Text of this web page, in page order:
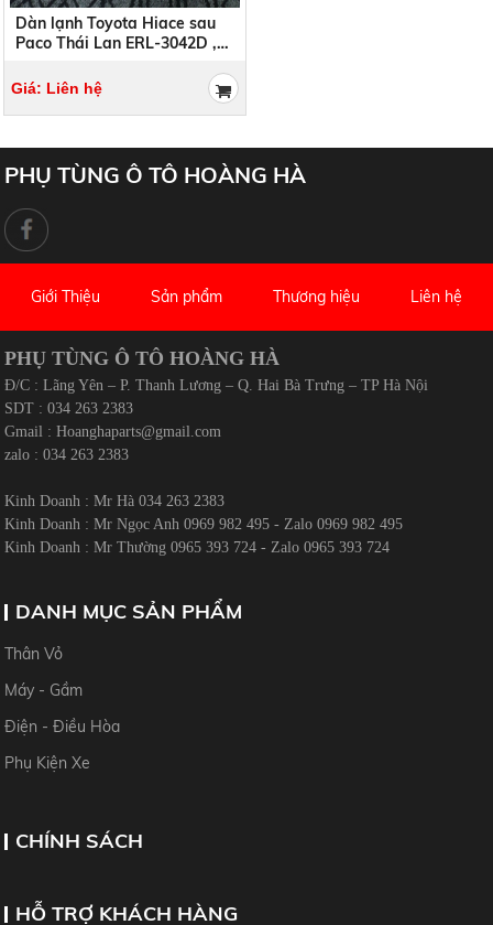
Dàn lạnh Toyota Hiace sau
Paco Thái Lan ERL-3042D ,
Giá: Liên hệ
PHỤ TÙNG Ô TÔ HOÀNG HÀ
Giới Thiệu Sản phẩm Thương hiệu Liên hệ
PHỤ TÙNG Ô TÔ HOÀNG HÀ
Đ/C : Lãng Yên – P. Thanh Lương – Q. Hai Bà Trưng – TP Hà Nội
SDT : 034 263 2383
Gmail :Hoanghaparts@gmail.com
zalo : 034 263 2383
Kinh Doanh : Mr Hà 034 263 2383
Kinh Doanh : Mr Ngọc Anh 0969 982 495 - Zalo 0969 982 495
Kinh Doanh : Mr Thường 0965 393 724 - Zalo 0965 393 724
DANH MỤC SẢN PHẨM
Thân Vỏ
Máy - Gầm
Điện - Điều Hòa
Phụ Kiện Xe
CHÍNH SÁCH
HỖ TRỢ KHÁCH HÀNG